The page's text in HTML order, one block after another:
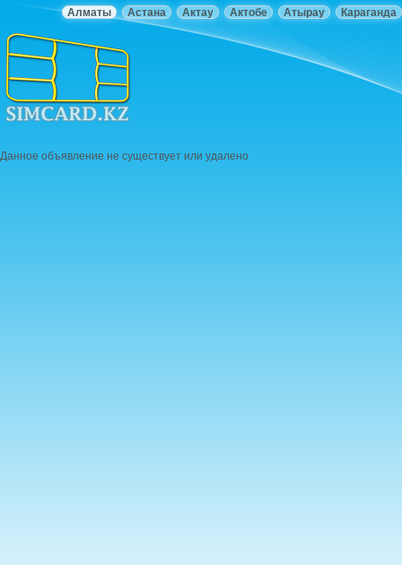
Караганда
Атырау
Актобе
Актау
Астана
Алматы
Данное объявление не существует или удалено